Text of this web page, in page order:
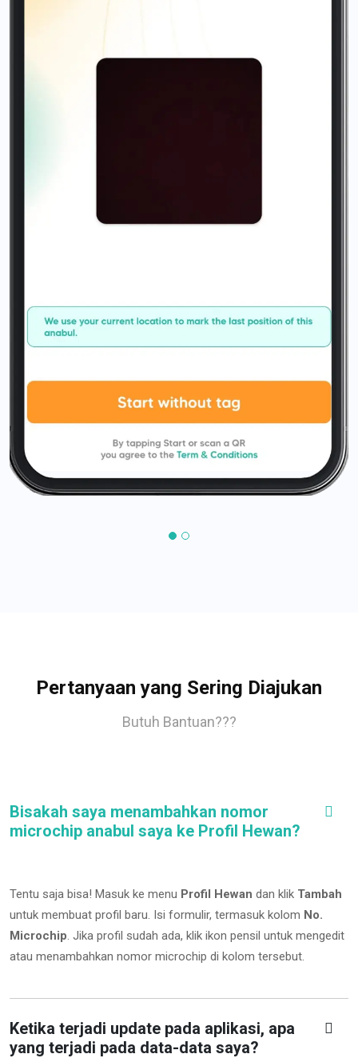
Pertanyaan yang Sering Diajukan
Butuh Bantuan???
Bisakah saya menambahkan nomor
microchip anabul saya ke Profil Hewan?
Tentu saja bisa! Masuk ke menu Profil Hewan dan klik Tambah
untuk membuat profil baru. Isi formulir, termasuk kolom No.
Microchip. Jika profil sudah ada, klik ikon pensil untuk mengedit
atau menambahkan nomor microchip di kolom tersebut.
Ketika terjadi update pada aplikasi, apa
yang terjadi pada data-data saya?